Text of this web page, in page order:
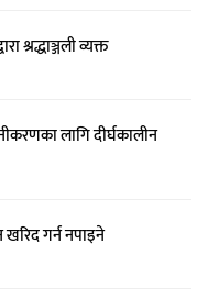
श्रद्धाञ्जली व्यक्त
लागि दीर्घकालीन
गर्न नपाइने